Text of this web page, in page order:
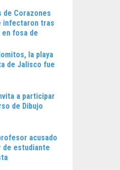
de Corazones
infectaron tras
en fosa de
la playa
de Jalisco fue
a participar
de Dibujo
acusado
de estudiante